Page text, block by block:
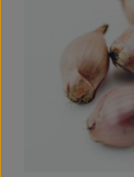
Angebote & Neues
Naturwaren
Vorratskammer